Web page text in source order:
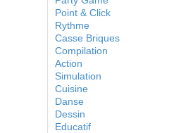
Point & Click
Rythme
Casse Briques
Compilation
Action
Simulation
Cuisine
Danse
Dessin
Educatif